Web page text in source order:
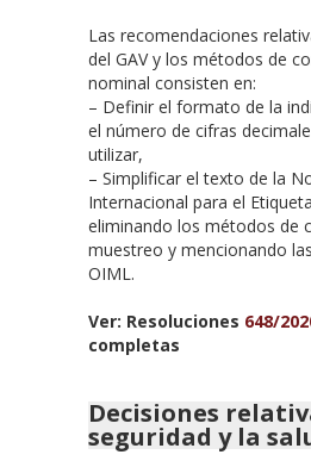
Las recomendaciones
del GAV y los métodos de
nominal consisten en:
– Definir el formato de la
el número de cifras
utilizar,
– Simplificar el texto de la
Internacional para el
eliminando los métodos de
muestreo y mencionando
OIML.
Ver: Resoluciones 648/
completas
Decisiones
seguridad y la